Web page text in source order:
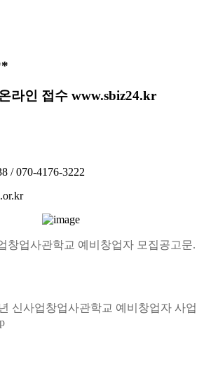
라인 접수 www.sbiz24.kr
/ 070-4176-3222
창업사관학교 예비창업자 모집공고문.
신사업창업사관학교 예비창업자 사업